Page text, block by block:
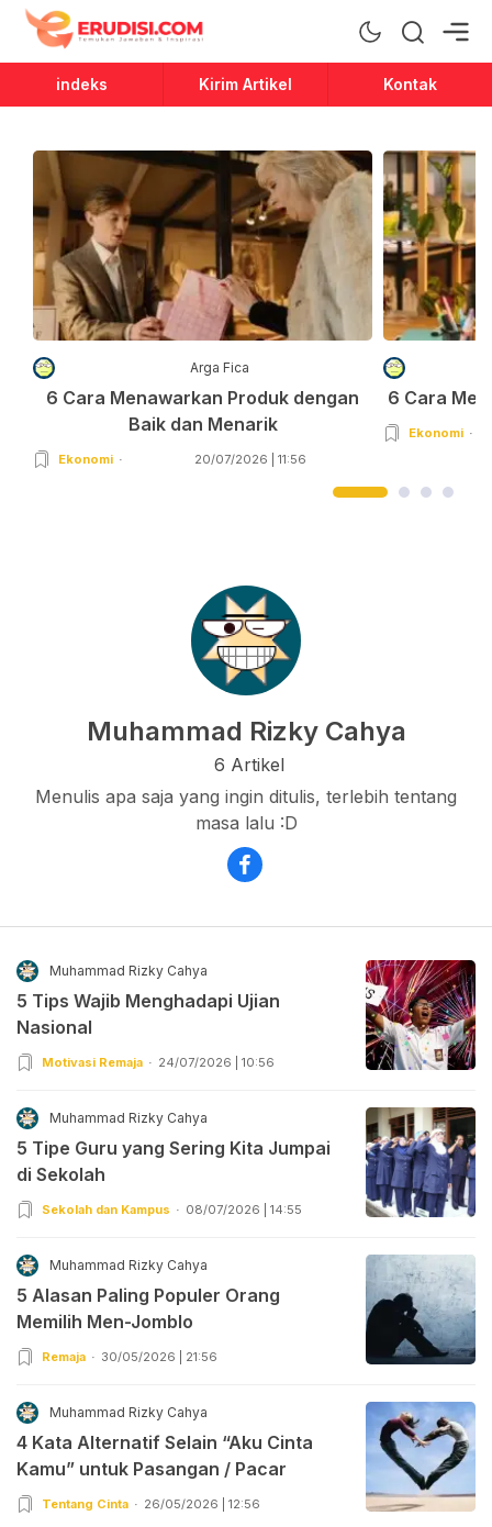
Erudisi
Temukan Jawaban dan Inspirasi
indeks Kirim Artikel Kontak
Arga Fica
6 Cara Menawarkan Produk dengan
Baik dan Menarik
Ekonomi 20/07/2026 | 11:56
6 Cara
Ekonomi
Muhammad Rizky Cahya
6 Artikel
Menulis apa saja yang ingin ditulis, terlebih tentang
masa lalu :D
Muhammad Rizky Cahya
5 Tips Wajib Menghadapi Ujian
Nasional
Motivasi Remaja 24/07/2026 | 10:56
Muhammad Rizky Cahya
5 Tipe Guru yang Sering Kita Jumpai
di Sekolah
Sekolah dan Kampus 08/07/2026 | 14:55
Muhammad Rizky Cahya
5 Alasan Paling Populer Orang
Memilih Men-Jomblo
Remaja 30/05/2026 | 21:56
Muhammad Rizky Cahya
4 Kata Alternatif Selain “Aku Cinta
Kamu” untuk Pasangan / Pacar
Tentang Cinta 26/05/2026 | 12:56